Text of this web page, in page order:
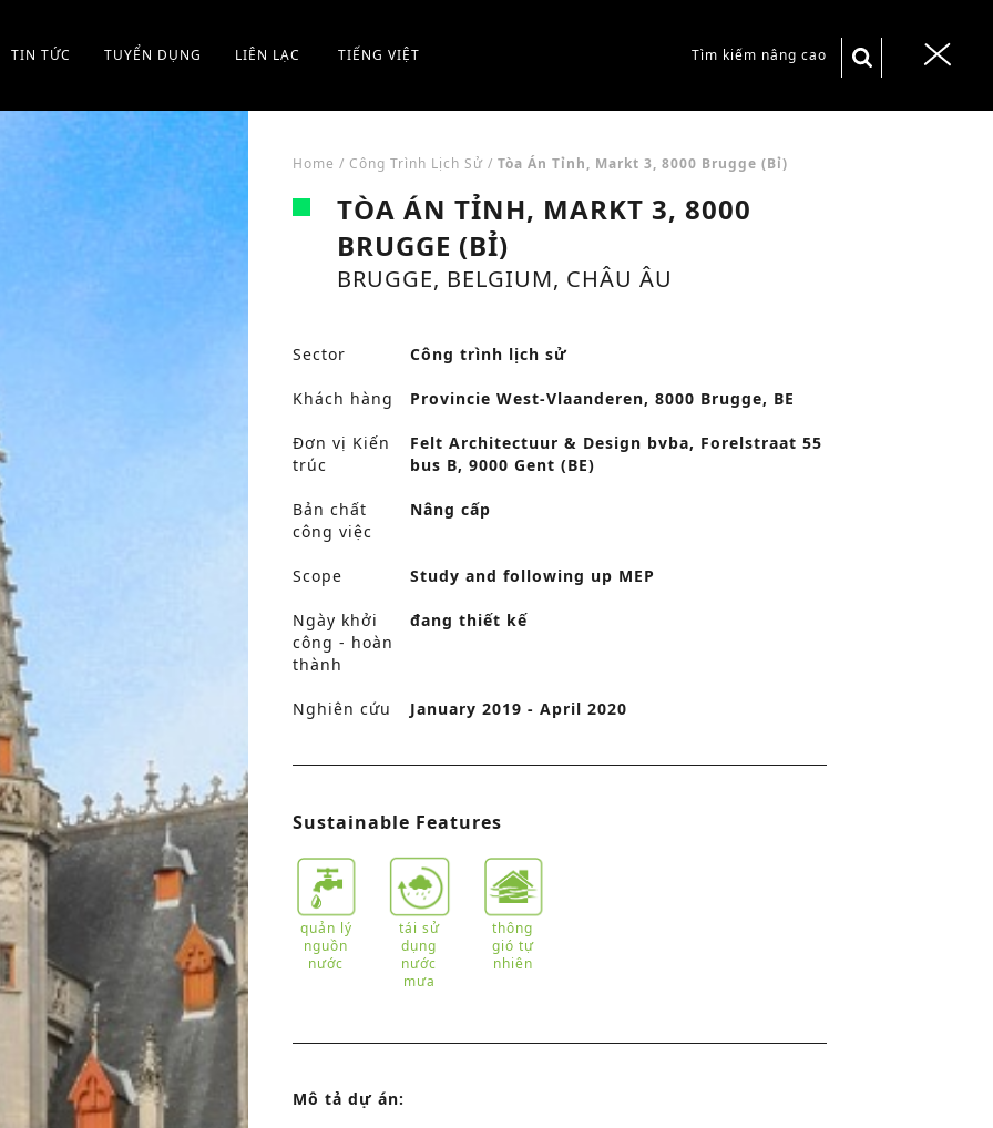
TIN TỨC TUYỂN DỤNG LIÊN LẠC TIẾNG VIỆT Tìm kiếm nâng cao
T
Home / Công Trình Lịch Sử / Tòa Án Tỉnh, Markt 3, 8000 Brugge (Bỉ)
TÒA ÁN TỈNH, MARKT 3, 8000
BRUGGE (BỈ)
BRUGGE, BELGIUM, CHÂU ÂU
Sector Công trình lịch sử
Khách hàng Provincie West-Vlaanderen, 8000 Brugge, BE
Đơn vị Kiến
trúc
Felt Architectuur & Design bvba, Forelstraat 55
bus B, 9000 Gent (BE)
Bản chất
công việc
Nâng cấp
Scope Study and following up MEP
Ngày khởi
công - hoàn
thành
đang thiết kế
Nghiên cứu January 2019 - April 2020
Sustainable Features
quản lý
nguồn
nước
tái sử
dụng
nước
mưa
thông
gió tự
nhiên
Mô tả dự án: